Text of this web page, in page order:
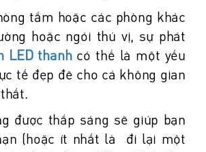
tắm hoặc các phòng khác
hoặc ngói thú vị, sự phát
LED thanhcó thể là một yếu
tế đẹp đẽ cho cả không gian
được thắp sáng sẽ giúp bạn
(hoặc ít nhất là đi lại một